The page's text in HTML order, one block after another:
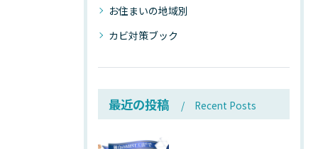
お住まいの地域別
カビ対策ブック
最近の投稿 Recent Posts